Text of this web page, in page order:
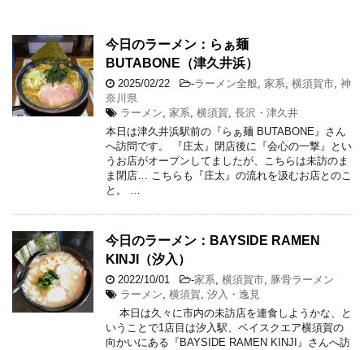
今日のラーメン：らぁ麺
BUTABONE（津久井浜）
2025/02/22 -ラーメン全般, 家系, 横須賀市, 神
奈川県
ラーメン, 家系, 横須賀, 長沢・津久井
本日は津久井浜駅前の『らぁ麺 BUTABONE』さん
へ訪問です。 『庄太』閉店後に『会心の一撃』とい
うお店がオープンしてましたが、こちらは未訪のま
ま閉店… こちらも『庄太』の流れを汲むお店とのこ
と。 …
今日のラーメン：BAYSIDE RAMEN
KINJI（汐入）
2022/10/01 -家系, 横須賀市, 豚骨ラーメン
ラーメン, 横須賀, 汐入・逸見
本日は久々に市内の未訪店を連食しようかな、と
いうことで1店目は汐入駅、ベイスクエア横須賀の
向かいにある『BAYSIDE RAMEN KINJI』さんへ訪